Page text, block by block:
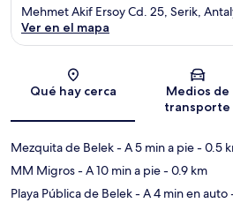
Mehmet Akif Ersoy Cd. 25, Serik,
Ver en el mapa
Qué hay cerca
Medios de
transporte
Mezquita de Belek- A 5 min a pie- 0.5
MM Migros- A 10 min a pie- 0.9 km
Playa Pública de Belek- A 4 min en auto